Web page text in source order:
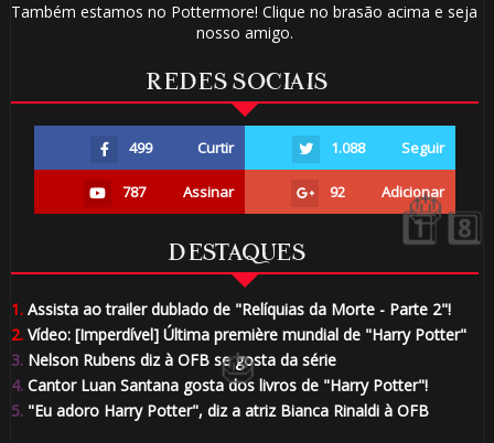
Também estamos no Pottermore! Clique no brasão acima e seja
nosso amigo.
REDES SOCIAIS
499 Curtir 1.088 Seguir
787 Assinar 92 Adicionar
DESTAQUES
1.Assista ao trailer dublado de "Relíquias da Morte - Parte 2"!
2.Vídeo: [Imperdível] Última première mundial de "Harry Potter"
3.Nelson Rubens diz à OFB se gosta da série
4.Cantor Luan Santana gosta dos livros de "Harry Potter"!
5."Eu adoro Harry Potter", diz a atriz Bianca Rinaldi à OFB